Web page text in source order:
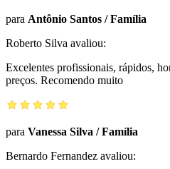
para Antônio Santos /Família
Roberto Silva avaliou:
Excelentes profissionais, rápidos,
preços. Recomendo muito
para Vanessa Silva /Família
Bernardo Fernandez avaliou: